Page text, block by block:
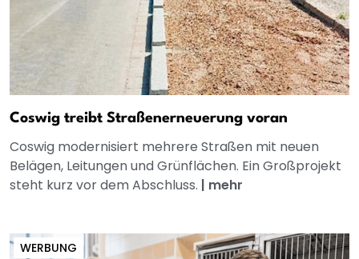
Coswig treibt Straßenerneuerung voran
Coswig modernisiert mehrere Straßen mit neuen
Belägen, Leitungen und Grünflächen. Ein Großprojekt
steht kurz vor dem Abschluss. | mehr
WERBUNG